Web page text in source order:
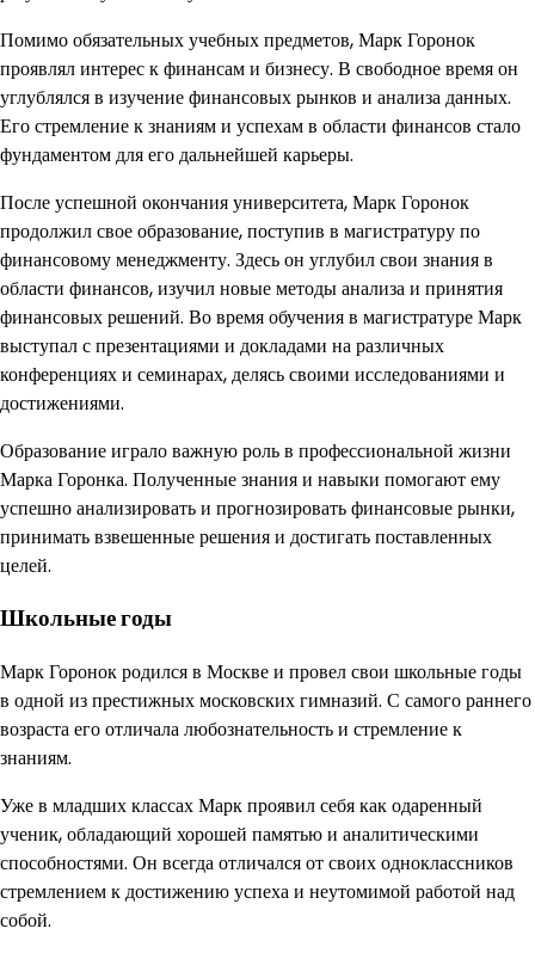
Помимо обязательных учебных предметов, Марк Горонок
проявлял интерес к финансам и бизнесу. В свободное время он
углублялся в изучение финансовых рынков и анализа данных.
Его стремление к знаниям и успехам в области финансов стало
фундаментом для его дальнейшей карьеры.
После успешной окончания университета, Марк Горонок
продолжил свое образование, поступив в магистратуру по
финансовому менеджменту. Здесь он углубил свои знания в
области финансов, изучил новые методы анализа и принятия
финансовых решений. Во время обучения в магистратуре Марк
выступал с презентациями и докладами на различных
конференциях и семинарах, делясь своими исследованиями и
достижениями.
Образование играло важную роль в профессиональной жизни
Марка Горонка. Полученные знания и навыки помогают ему
успешно анализировать и прогнозировать финансовые рынки,
принимать взвешенные решения и достигать поставленных
целей.
Школьные годы
Марк Горонок родился в Москве и провел свои школьные годы
в одной из престижных московских гимназий. С самого раннего
возраста его отличала любознательность и стремление к
знаниям.
Уже в младших классах Марк проявил себя как одаренный
ученик, обладающий хорошей памятью и аналитическими
способностями. Он всегда отличался от своих одноклассников
стремлением к достижению успеха и неутомимой работой над
собой.